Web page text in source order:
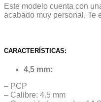
Este modelo cuenta con
acabado muy personal. Te
CARACTERÍSTICAS:
4,5 mm:
– PCP
– Calibre: 4.5 mm